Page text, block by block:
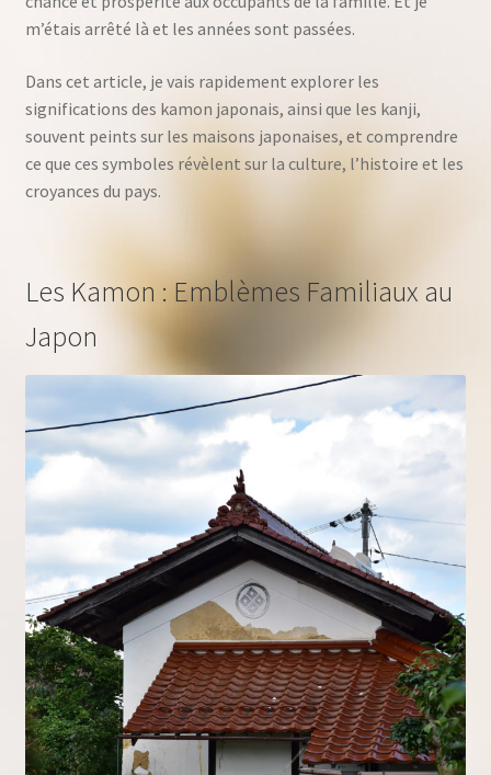
m’étais arrêté là et les années sont passées.
Dans cet article, je vais rapidement explorer les
significations des kamon japonais, ainsi que les kanji,
souvent peints sur les maisons japonaises, et comprendre
ce que ces symboles révèlent sur la culture, l’histoire et les
croyances du pays.
Les Kamon : Emblèmes Familiaux au
Japon